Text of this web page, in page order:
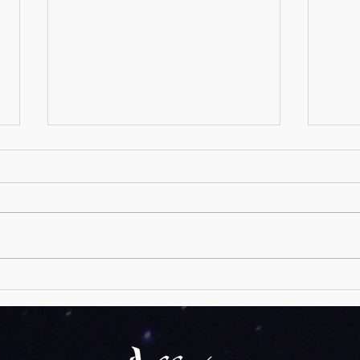
Pentecostés Ojo de